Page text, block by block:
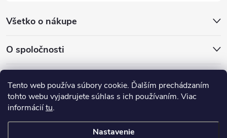
Tento web používa súbory cookie. Ďalším prechádzaním
tohto webu vyjadrujete súhlas s ich používaním. Viac
informáciítu.
Nastavenie
Všetko o nákupe
O spoločnosti